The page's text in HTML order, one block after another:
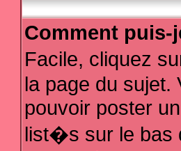
Comment
Facile, cliquez
la page du sujet.
pouvoir poster
list�s sur le bas